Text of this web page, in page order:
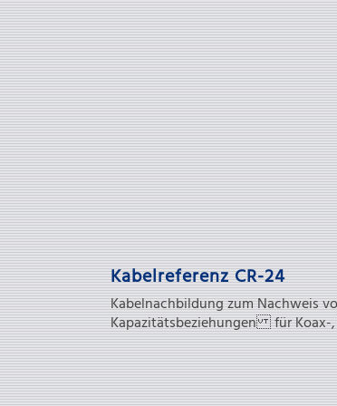
Kabelreferenz CR-24
Kabelnachbildung zum Nachweis
Kapazitätsbeziehungen für Koax-,